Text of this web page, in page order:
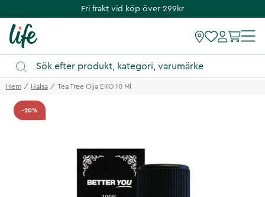
Fri frakt vid köp över 299kr
Hem Halsa Tea Tree Olja EKO 10 Ml
-20%